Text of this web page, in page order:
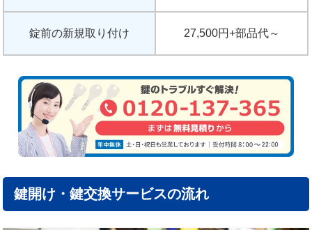
錠前の新規取り付け 27,500円+部品代～
鍵開け・鍵交換サービスの流れ